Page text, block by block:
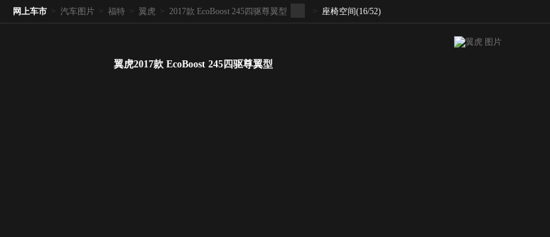
网上车市 > 汽车图片 > 福特 > 翼虎 > 2017款 EcoBoost 245四驱尊翼型 > 座椅空间(16/52)
翼虎2017款 EcoBoost 245四驱尊翼型